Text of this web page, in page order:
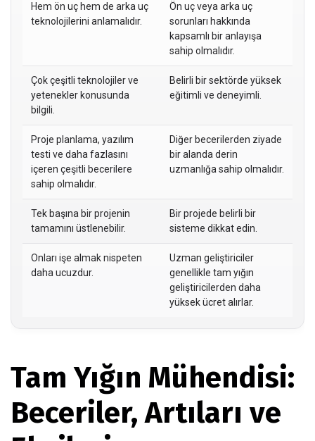
Hem ön uç hem de arka uç
teknolojilerini anlamalıdır.
Ön uç veya arka uç
sorunları hakkında
kapsamlı bir anlayışa
sahip olmalıdır.
Çok çeşitli teknolojiler ve
yetenekler konusunda
bilgili.
Belirli bir sektörde yüksek
eğitimli ve deneyimli.
Proje planlama, yazılım
testi ve daha fazlasını
içeren çeşitli becerilere
sahip olmalıdır.
Diğer becerilerden ziyade
bir alanda derin
uzmanlığa sahip olmalıdır.
Tek başına bir projenin
tamamını üstlenebilir.
Bir projede belirli bir
sisteme dikkat edin.
Onları işe almak nispeten
daha ucuzdur.
Uzman geliştiriciler
genellikle tam yığın
geliştiricilerden daha
yüksek ücret alırlar.
Tam Yığın Mühendisi:
Beceriler, Artıları ve